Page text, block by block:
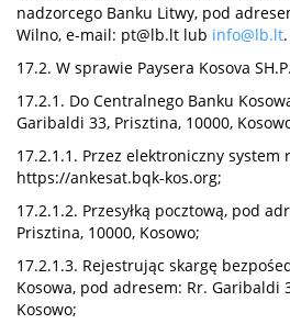
nadzorcego Banku Litwy, pod
Wilno, e-mail: pt@lb.lt lub info@lb.lt.
17.2. W sprawie Paysera Kosova
17.2.1. Do Centralnego Banku
Garibaldi 33, Prisztina, 10000,
17.2.1.1. Przez elektroniczny
https://ankesat.bqk-kos.org;
17.2.1.2. Przesyłką pocztową, pod
Prisztina, 10000, Kosowo;
17.2.1.3. Rejestrując skargę
Kosowa, pod adresem: Rr. Garibaldi
Kosowo;